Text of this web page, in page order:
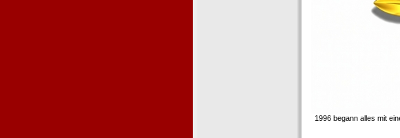
1996 begann alles mit